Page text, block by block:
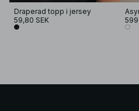
Draperad topp i jersey
59,80 SEK
599